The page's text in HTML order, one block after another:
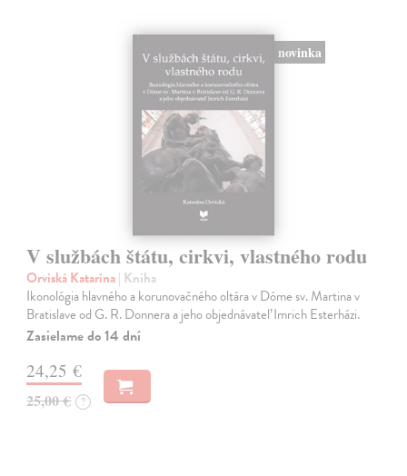
novinka
V službách štátu, cirkvi, vlastného rodu
Orviská Katarína| Kniha
Ikonológia hlavného a korunovačného oltára v Dóme sv. Martina v
Bratislave od G. R. Donnera a jeho objednávateľ Imrich Esterházi.
Zasielame do 14 dní
24,25 €
25,00 € ?